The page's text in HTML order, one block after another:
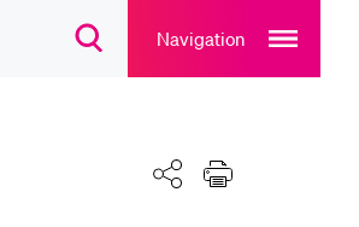
SuchdialogNavigation
main
navigation
Teilen Drucken